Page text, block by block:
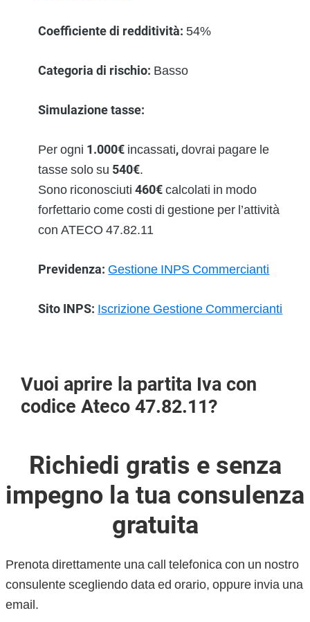
Coefficiente di redditività: 54%
Categoria di rischio: Basso
Simulazione tasse:
Per ogni 1.000€ incassati,dovrai pagare le
tasse solo su 540€.
Sono riconosciuti460€calcolati in modo
forfettario come costi di gestione per l’attività
con ATECO 47.82.11
Previdenza: Gestione INPS Commercianti
Sito INPS: Iscrizione Gestione Commercianti
Vuoi aprire la partita Iva con
codice Ateco 47.82.11?
Richiedi gratis e senza
impegno la tua consulenza
gratuita
Prenota direttamente una call telefonica con un nostro
consulente scegliendo data ed orario, oppure invia una
email.